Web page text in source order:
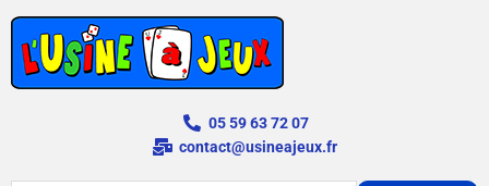
contenu
05 59 63 72 07
contact@usineajeux.fr